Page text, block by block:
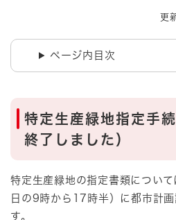
更
ページ内目次
特定生産緑地指定手
終了しました）
特定生産緑地の指定書類につい
日の9時から17時半）に都市計
す。